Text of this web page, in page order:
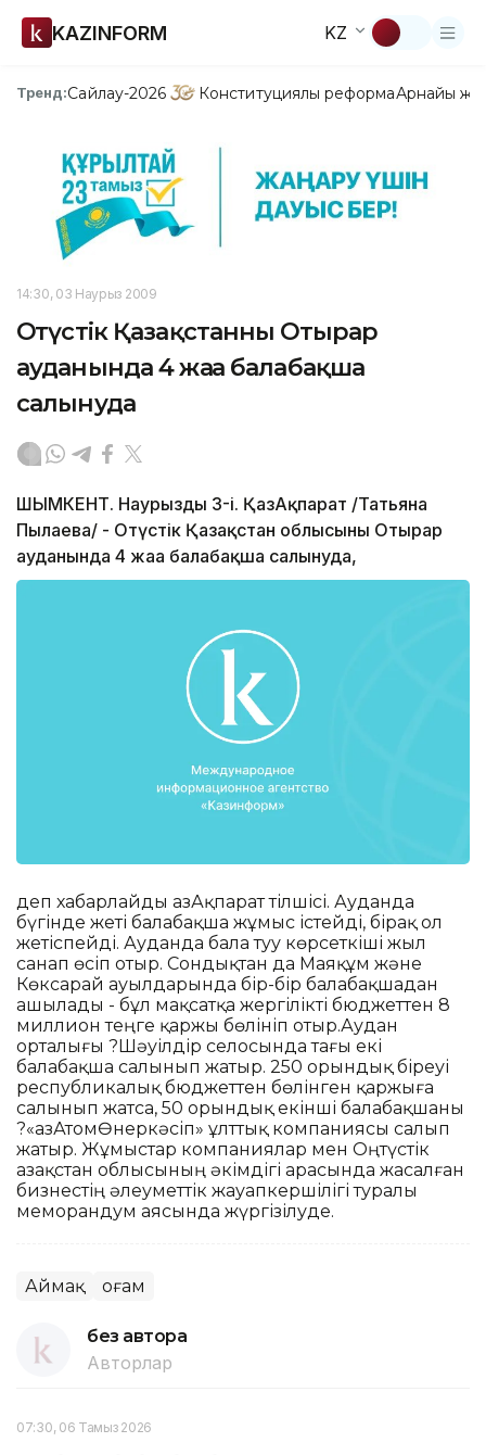
KAZINFORM KZ
Тренд:Сайлау-2026 Конституциялық реформаАрнайы
14:30, 03 Наурыз 2009
Оңтүстік Қазақстанның Отырар
ауданында 4 жаңа балабақша
салынуда
ШЫМКЕНТ. Наурыздың 3-і. ҚазАқпарат /Татьяна
Пылаева/ - Оңтүстік Қазақстан облысының Отырар
ауданында 4 жаңа балабақша салынуда,
деп хабарлайды ҚазАқпарат тілшісі. Ауданда
бүгінде жеті балабақша жұмыс істейді, бірақ ол
жетіспейді. Ауданда бала туу көрсеткіші жыл
санап өсіп отыр. Сондықтан да Маяқұм және
Көксарай ауылдарында бір-бір балабақшадан
ашылады - бұл мақсатқа жергілікті бюджеттен 8
миллион теңге қаржы бөлініп отыр.Аудан
орталығы ?Шәуілдір селосында тағы екі
балабақша салынып жатыр. 250 орындық біреуі
республикалық бюджеттен бөлінген қаржыға
салынып жатса, 50 орындық екінші балабақшаны
?«ҚазАтомӨнеркәсіп» ұлттық компаниясы салып
жатыр. Жұмыстар компаниялар мен Оңтүстік
Қазақстан облысының әкімдігі арасында жасалған
бизнестің әлеуметтік жауапкершілігі туралы
меморандум аясында жүргізілуде.
Аймақ Қоғам
без автора
Авторлар
07:30, 06 Тамыз 2026